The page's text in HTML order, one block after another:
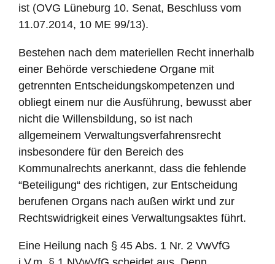
ist (OVG Lüneburg 10. Senat, Beschluss vom
11.07.2014, 10 ME 99/13).
Bestehen nach dem materiellen Recht innerhalb
einer Behörde verschiedene Organe mit
getrennten Entscheidungskompetenzen und
obliegt einem nur die Ausführung, bewusst aber
nicht die Willensbildung, so ist nach
allgemeinem Verwaltungsverfahrensrecht
insbesondere für den Bereich des
Kommunalrechts anerkannt, dass die fehlende
“Beteiligung“ des richtigen, zur Entscheidung
berufenen Organs nach außen wirkt und zur
Rechtswidrigkeit eines Verwaltungsaktes führt.
Eine Heilung nach § 45 Abs. 1 Nr. 2 VwVfG